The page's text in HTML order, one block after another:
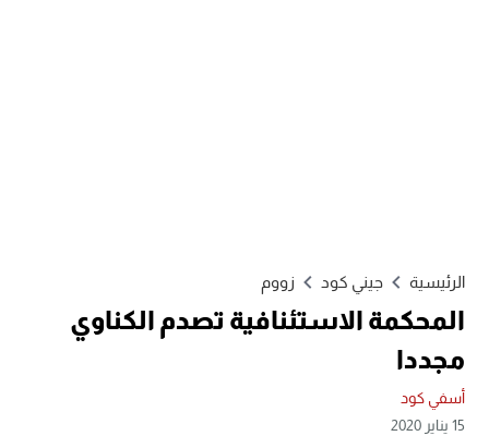
الرئيسية جيني كود زووم
المحكمة الاستئنافية تصدم الكناوي
مجددا
أسفي كود
15 يناير 2020